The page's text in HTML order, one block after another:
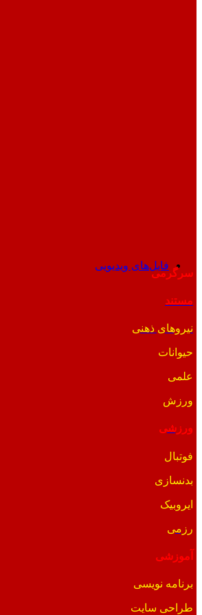
فایل‌های ویدیویی
سرگرمی
مستند
نیروهای ذهنی
حیوانات
علمی
ورزش
ورزشی
فوتبال
بدنسازی
ایروبیک
رزمی
آموزشی
برنامه نویسی
طراحی سایت